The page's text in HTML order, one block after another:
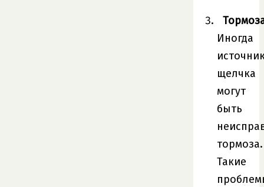
Иногда
щелчка
могут
быть
тормоза.
Такие